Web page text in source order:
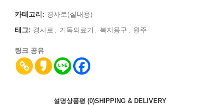
카테고리: 경사로(실내용)
태그: 경사로 기독의료기 복지용구 원주
링크 공유
설명상품평 (0)SHIPPING & DELIVERY